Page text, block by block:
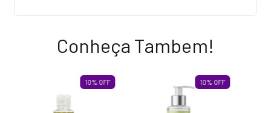
Conheça Tambem!
10% OFF 10% OFF